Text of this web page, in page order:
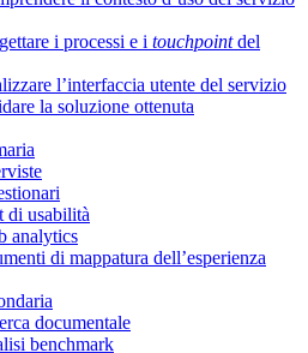
i processi e i touchpointdel
l’interfaccia utente del servizio
la soluzione ottenuta
di usabilità
analytics
di mappatura dell’esperienza
documentale
benchmark